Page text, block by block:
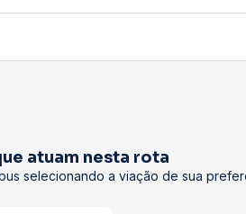
atuam nesta rota
selecionando a viação de sua